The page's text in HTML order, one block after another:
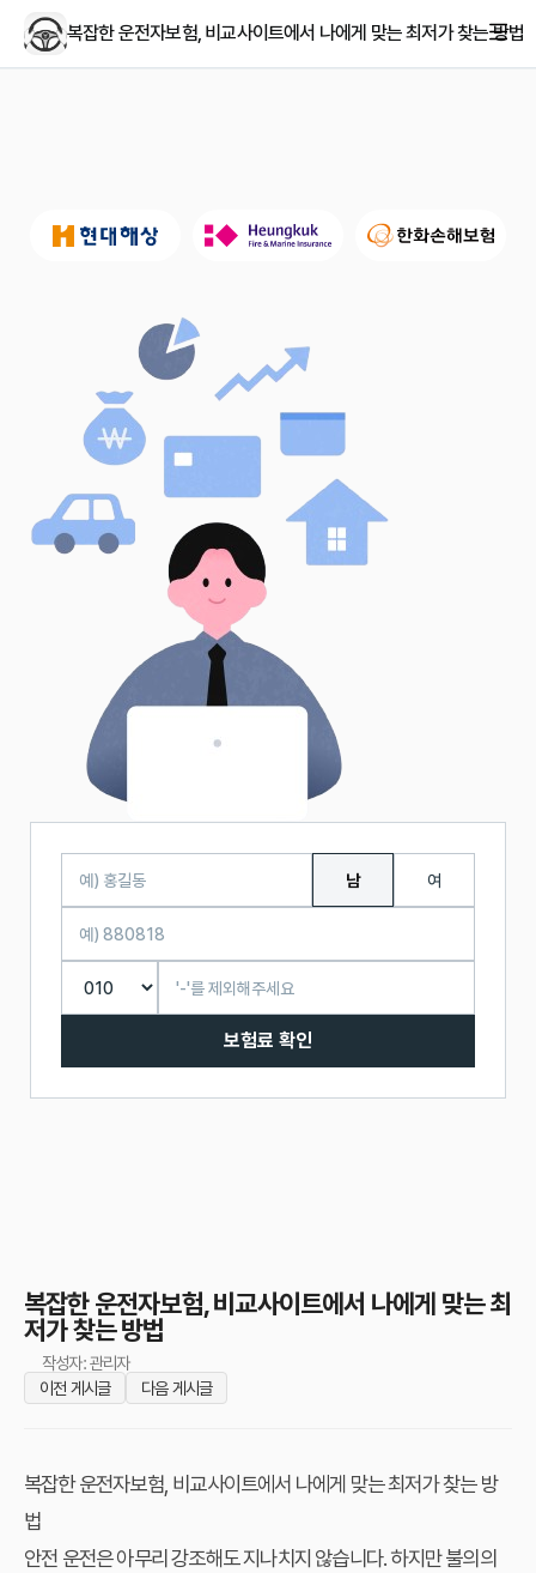
복잡한 운전자보험, 비교사이트에서 나에게 맞는 최저가 찾는 방법
남 여
보험료 확인
복잡한 운전자보험, 비교사이트에서 나에게 맞는 최
저가 찾는 방법
작성자: 관리자
이전 게시글
다음 게시글
복잡한 운전자보험, 비교사이트에서 나에게 맞는 최저가 찾는 방
법
안전 운전은 아무리 강조해도 지나치지 않습니다. 하지만 불의의